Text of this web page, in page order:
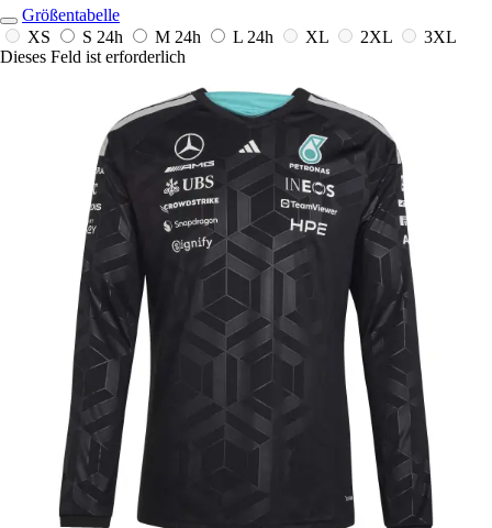
Größentabelle
XS
S 24h M 24h L 24h XL 2XL
3XL
Dieses Feld ist erforderlich